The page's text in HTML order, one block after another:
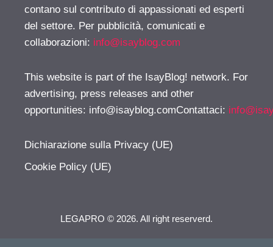
contano sul contributo di appassionati ed esperti
del settore. Per pubblicità, comunicati e
collaborazioni: info@isayblog.com
This website is part of the IsayBlog! network. For
advertising, press releases and other
opportunities: info@isayblog.comContattaci:
Dichiarazione sulla Privacy (UE)
Cookie Policy (UE)
LEGAPRO © 2026. All right reserverd.